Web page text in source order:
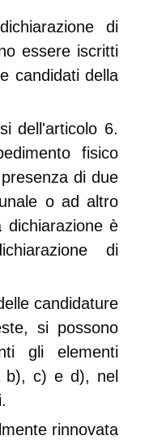
di
essere iscritti
candidati della
dell'articolo 6.
fisico
di due
o ad altro
dichiarazione è
di
candidature
si possono
gli elementi
b), c) e d), nel
rinnovata